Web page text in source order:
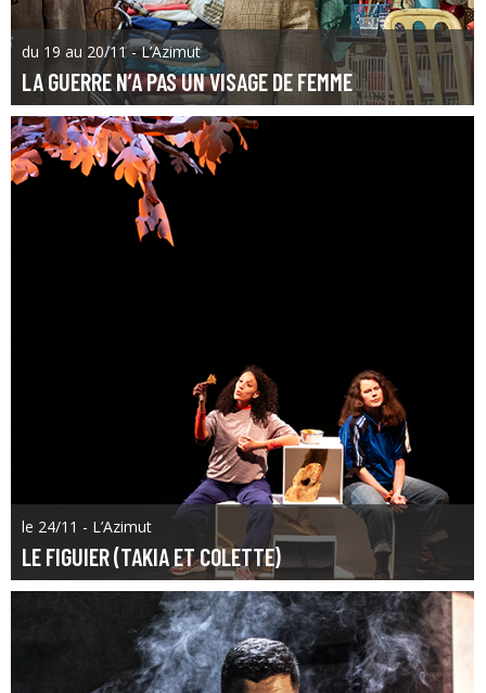
du 19 au 20/11 - L’Azimut
LA GUERRE N’A PAS UN VISAGE DE FEMME
le 24/11 - L’Azimut
LE FIGUIER (TAKIA ET COLETTE)